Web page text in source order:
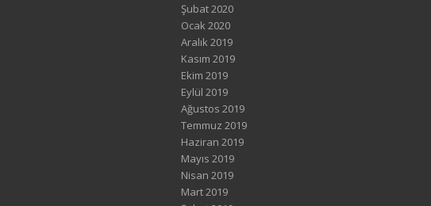
Şubat 2020
Ocak 2020
Aralık 2019
Kasım 2019
Ekim 2019
Eylül 2019
Ağustos 2019
Temmuz 2019
Haziran 2019
Mayıs 2019
Nisan 2019
Mart 2019